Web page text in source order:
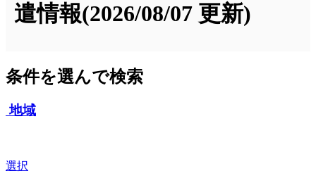
遣情報(2026/08/07 更新)
条件を選んで検索
地域
選択